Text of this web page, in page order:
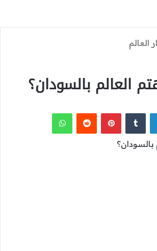
العالم
العالم بالسودان؟
لينكدإن بينتيريست واتساب